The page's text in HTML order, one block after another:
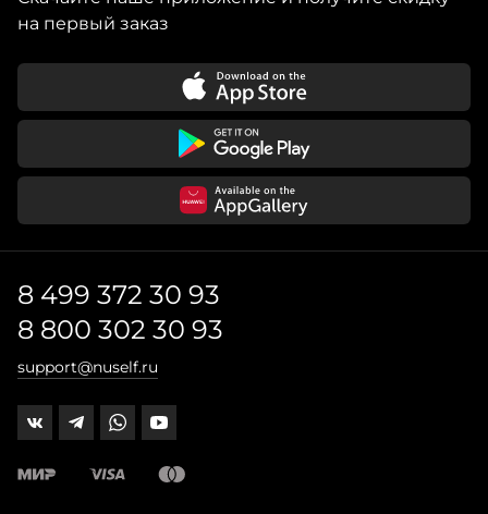
на первый заказ
8 499 372 30 93
8 800 302 30 93
support@nuself.ru